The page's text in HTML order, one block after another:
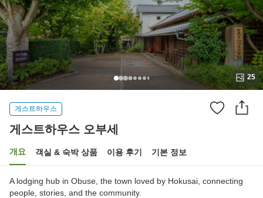
25
게스트하우스
게스트하우스 오부세
개요 객실 & 숙박 상품 이용 후기 기본 정보
A lodging hub in Obuse, the town loved by Hokusai, connecting
people, stories, and the community.